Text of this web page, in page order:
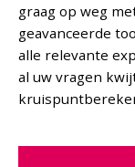
graag op weg
geavanceerde
alle relevante
al uw vragen